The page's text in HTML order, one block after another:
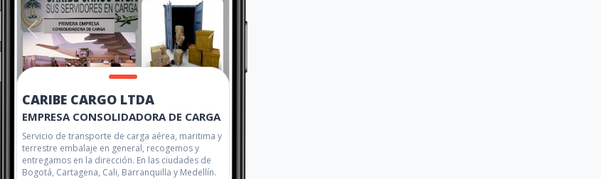
CARIBE CARGO LTDA
EMPRESA CONSOLIDADORA DE CARGA
Servicio de transporte de carga aérea, maritima y
terrestre embalaje en general, recogemos y
entregamos en la dirección. En las ciudades de
Bogotá, Cartagena, Cali, Barranquilla y Medellín.